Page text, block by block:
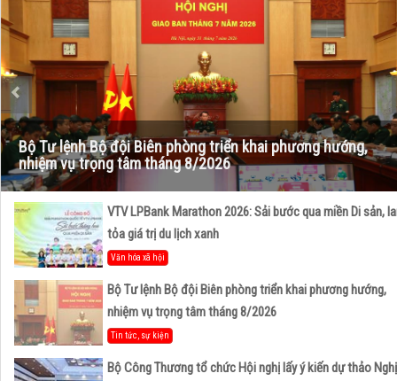
Bộ Tư lệnh Bộ đội Biên phòng triển khai phương hướng,
nhiệm vụ trọng tâm tháng 8/2026
VTV LPBank Marathon 2026: Sải bước qua miền Di sản,
tỏa giá trị du lịch xanh
Văn hóa xã hội
Bộ Tư lệnh Bộ đội Biên phòng triển khai phương hướng,
nhiệm vụ trọng tâm tháng 8/2026
Tin tức, sự kiện
Bộ Công Thương tổ chức Hội nghị lấy ý kiến dự thảo Nghị